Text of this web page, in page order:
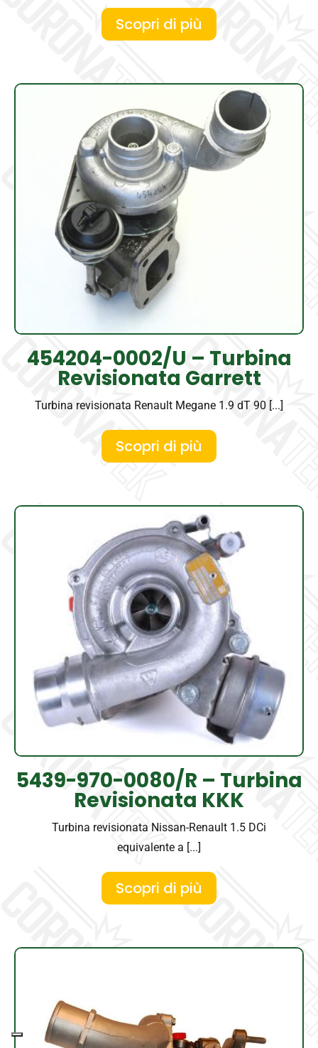
Scopri di più
454204-0002/U – Turbina
Revisionata Garrett
Turbina revisionata Renault Megane 1.9 dT 90 [...]
Scopri di più
5439-970-0080/R – Turbina
Revisionata KKK
Turbina revisionata Nissan-Renault 1.5 DCi
equivalente a [...]
Scopri di più